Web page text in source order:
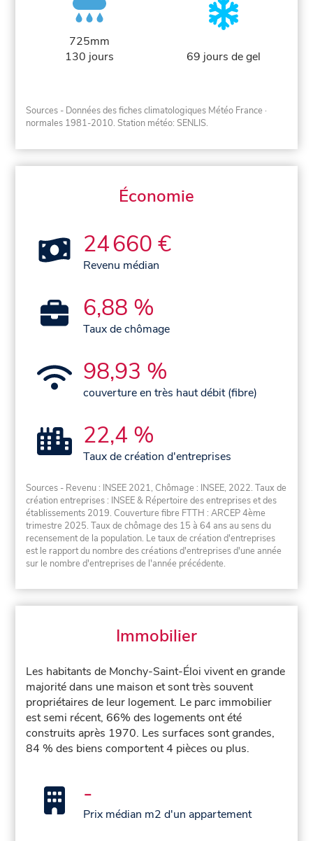
725mm
130 jours
69 jours de gel
Sources - Données des fiches climatologiques Météo France ·
normales 1981-2010. Station météo: SENLIS.
Économie
24 660 €
Revenu médian
6,88 %
Taux de chômage
98,93 %
couverture en très haut débit (fibre)
22,4 %
Taux de création d'entreprises
Sources - Revenu : INSEE 2021, Chômage : INSEE, 2022. Taux de
création entreprises : INSEE & Répertoire des entreprises et des
établissements 2019. Couverture fibre FTTH : ARCEP 4ème
trimestre 2025. Taux de chômage des 15 à 64 ans au sens du
recensement de la population. Le taux de création d'entreprises
est le rapport du nombre des créations d'entreprises d'une année
sur le nombre d'entreprises de l'année précédente.
Immobilier
Les habitants de Monchy-Saint-Éloi vivent en grande
majorité dans une maison et sont très souvent
propriétaires de leur logement. Le parc immobilier
est semi récent, 66% des logements ont été
construits après 1970. Les surfaces sont grandes,
84 % des biens comportent 4 pièces ou plus.
-
Prix médian m2 d'un appartement